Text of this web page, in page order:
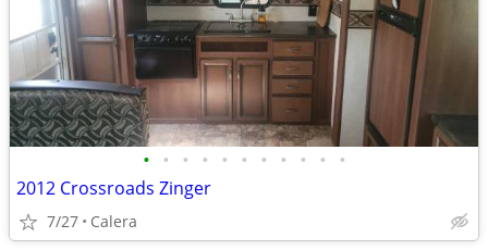
• • • • • • • • • • •
2012 Crossroads Zinger
7/27 Calera